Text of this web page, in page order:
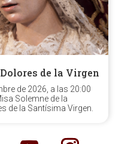
de la Virgen
de 2026, a las 20:00
Solemne de la
de la Santísima Virgen.